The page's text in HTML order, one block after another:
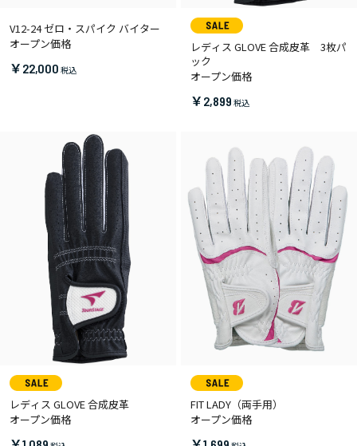
V12-24 ゼロ・スパイク バイター
オープン価格
￥22,000
レディス GLOVE 合成皮革 3枚パ
ック
オープン価格
￥2,899
レディス GLOVE 合成皮革
オープン価格
FIT LADY（両手用）
オープン価格